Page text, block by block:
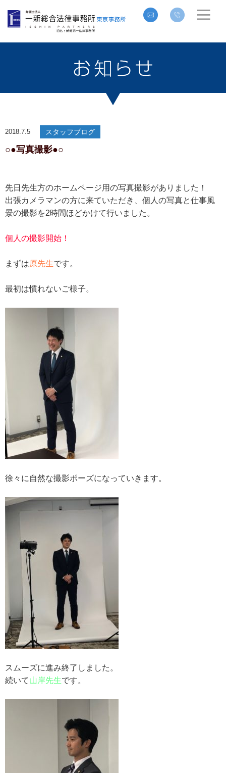
2018.7.5 スタッフブログ
○●写真撮影●○
先日先生方のホームページ用の写真撮影がありました！
出張カメラマンの方に来ていただき、個人の写真と仕事風
景の撮影を2時間ほどかけて行いました。
個人の撮影開始！
まずは原先生です。
最初は慣れないご様子。
徐々に自然な撮影ポーズになっていきます。
スムーズに進み終了しました。
続いて山岸先生です。